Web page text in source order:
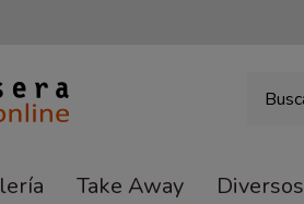
Take Away Diversos